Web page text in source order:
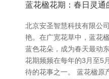
蓝花楹花期：春日灵通
北京安圣智慧科技有限公
艳。在广宽花草中，蓝花
蓝色花朵，成为春天最动
花期频频在每年的3月至5
待的花事之一。 蓝花楹原